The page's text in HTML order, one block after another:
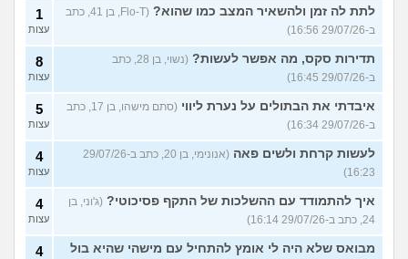
לתת לה זמן ולהשאיר המצב כמו שהוא?
(Flo-T, בן 41, כתב
ב-29/07/26 16:56)
1
עצות
תדירות סקס, מה אפשר לעשות?
(נשוי, בן 28, כתב
ב-29/07/26 16:45)
8
עצות
איבדתי את הבתולים על נערת ליווי
(סתם מישהו, בן 17, כתב
ב-29/07/26 16:34)
5
עצות
לעשות קרחת ולשים פאה
(אנונימי, בן 20, כתב ב-29/07/26
16:23)
4
עצות
איך להתמודד עם ההשלכות של התקף פסיכוטי? (ג'וני, בן
24, כתב ב-29/07/26 16:14)
4
עצות
מבואס שלא היה לי אומץ להתחיל עם מישהי שהיא בול 4